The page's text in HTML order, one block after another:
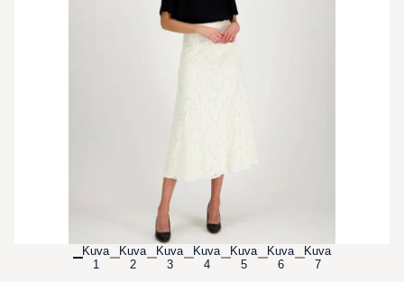
Kuva
1
Kuva
2
Kuva
3
Kuva
4
Kuva
5
Kuva
6
Kuva
7